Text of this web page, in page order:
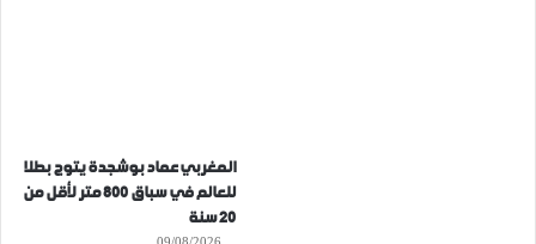
المغربي عماد بوشجدة يتوج بطلا
للعالم في سباق 800 متر لأقل من
20 سنة